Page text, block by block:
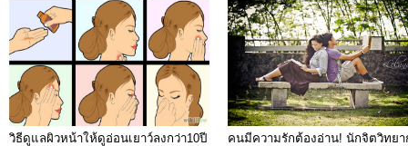
วิธีดูแลผิวหน้าให้ดูอ่อนเยาว์ลงกว่า10ปี
คนมีความรักต้องอ่าน! นักจิตวิทยา